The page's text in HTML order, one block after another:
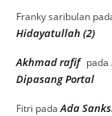
Franky saribulan
Hidayatullah (2)
Akhmad rafif pada
Dipasang Portal
Fitri padaAda